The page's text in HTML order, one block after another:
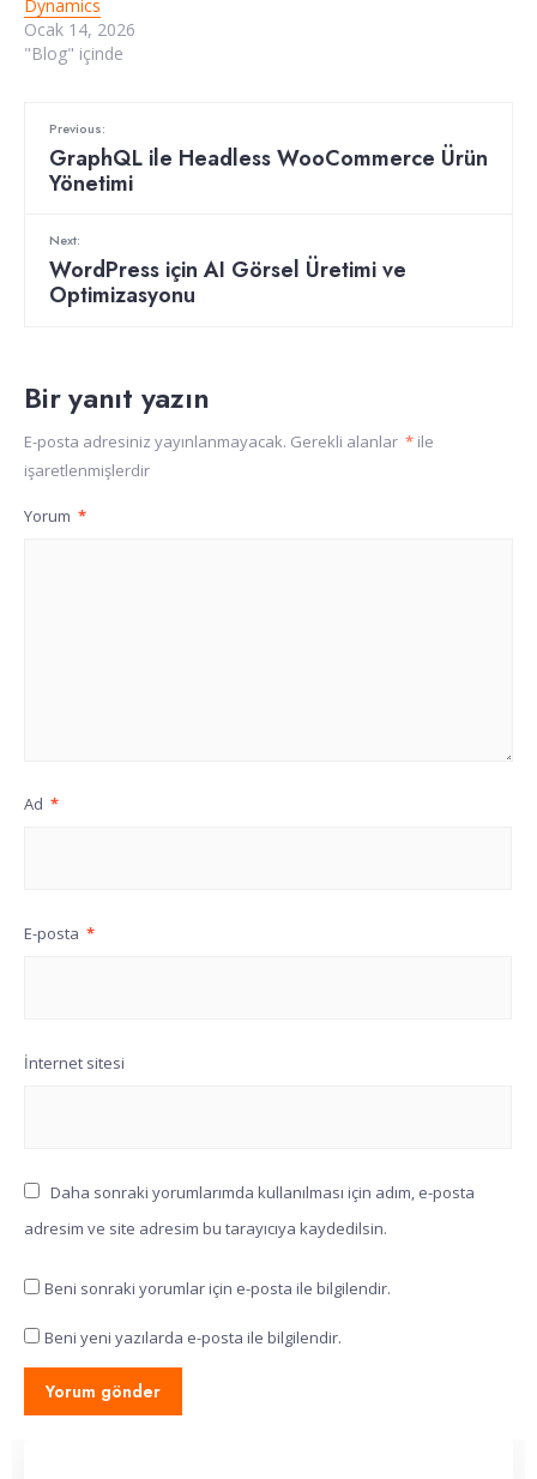
Dynamics
Ocak 14, 2026
"Blog" içinde
Previous:
GraphQL ile Headless WooCommerce Ürün
Yönetimi
Next:
WordPress için AI Görsel Üretimi ve
Optimizasyonu
Bir yanıt yazın
E-posta adresiniz yayınlanmayacak. Gerekli alanlar * ile
işaretlenmişlerdir
Yorum *
Ad *
E-posta *
İnternet sitesi
Daha sonraki yorumlarımda kullanılması için adım, e-posta
adresim ve site adresim bu tarayıcıya kaydedilsin.
Beni sonraki yorumlar için e-posta ile bilgilendir.
Beni yeni yazılarda e-posta ile bilgilendir.